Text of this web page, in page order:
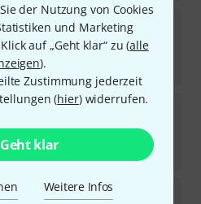
der Nutzung von Cookies
und Marketing
auf „Geht klar“ zu (alle
).
Zustimmung jederzeit
(hier) widerrufen.
Geht klar
Weitere Infos
63/121-9 Distributor
16
Snake 3MC
Background Support 3-Sect